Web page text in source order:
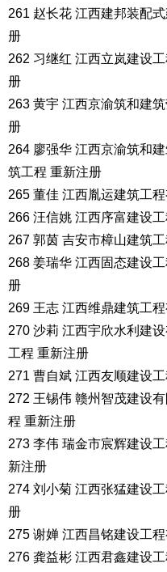
261 赵长花 江西建邦装配
册
262 习继红 江西立岚建设
册
263 黄宇 江西京渝筑和建
册
264 廖强华 江西京渝筑和
筑工程 重新注册
265 董佳 江西胤运建筑工
266 汪信姚 江西序富建设
267 郭茵 吉安市樟山建筑
268 姜瑞华 江西固态建设
册
269 王志 江西维鼎建筑工
270 沙莉 江西宇欣水利建
工程 重新注册
271 曹自斌 江西友顺建设
272 王锡伟 赣州智茂建设
程 重新注册
273 李伟 瑞金市宸辉建设
新注册
274 刘小菊 江西张猛建设
册
275 谢婵 江西昌铭建设工
276 龚益彬 江西君鑫建设